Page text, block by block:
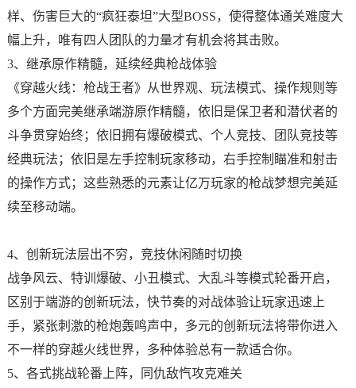
样、伤害巨大的“疯狂泰坦”大型BOSS，使得整体通关难度大
幅上升，唯有四人团队的力量才有机会将其击败。
3、继承原作精髓，延续经典枪战体验
《穿越火线：枪战王者》从世界观、玩法模式、操作规则等
多个方面完美继承端游原作精髓，依旧是保卫者和潜伏者的
斗争贯穿始终；依旧拥有爆破模式、个人竞技、团队竞技等
经典玩法；依旧是左手控制玩家移动，右手控制瞄准和射击
的操作方式；这些熟悉的元素让亿万玩家的枪战梦想完美延
续至移动端。
4、创新玩法层出不穷，竞技休闲随时切换
战争风云、特训爆破、小丑模式、大乱斗等模式轮番开启，
区别于端游的创新玩法，快节奏的对战体验让玩家迅速上
手，紧张刺激的枪炮轰鸣声中，多元的创新玩法将带你进入
不一样的穿越火线世界，多种体验总有一款适合你。
5、各式挑战轮番上阵，同仇敌忾攻克难关